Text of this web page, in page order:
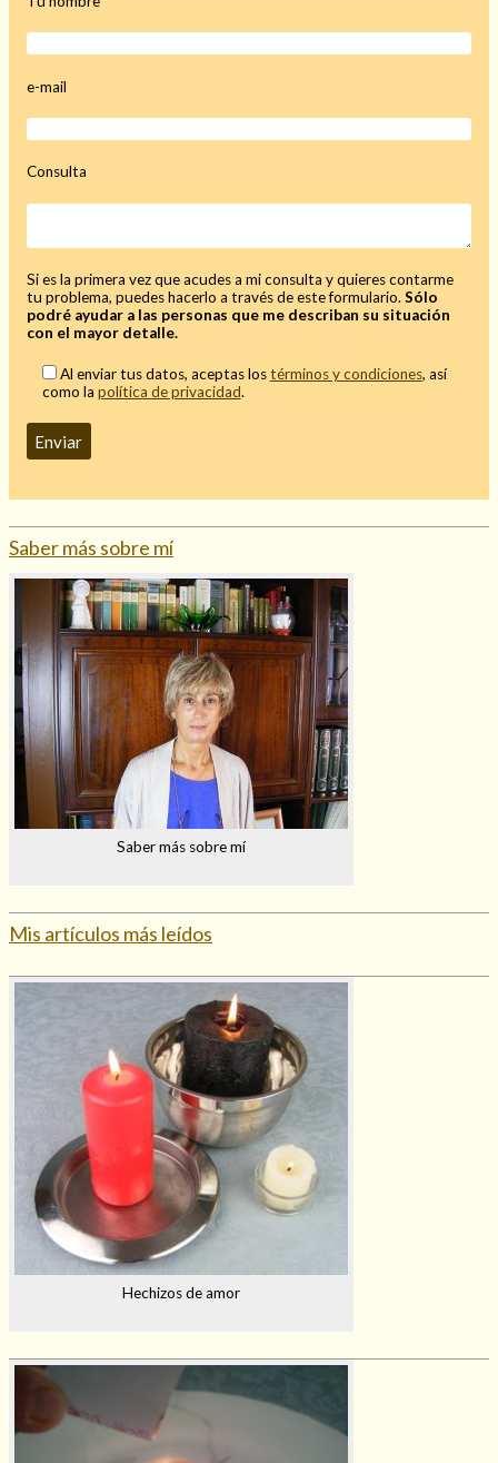
e-mail
Consulta
Si es la primera vez que acudes a mi consulta y quieres contarme
tu problema, puedes hacerlo a través de este formulario.Sólo
podré ayudar a las personas que me describan su situación
con el mayor detalle.
Al enviar tus datos, aceptas lostérminos y condiciones, así
como la política de privacidad.
Saber más sobre mí
Saber más sobre mí
Mis artículos más leídos
Hechizos de amor